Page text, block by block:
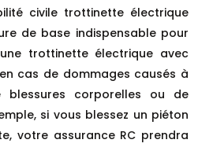
civile trottinette électrique
de base indispensable pour
trottinette électrique avec
cas de dommages causés à
blessures corporelles ou de
si vous blessez un piéton
votre assurance RC prendra